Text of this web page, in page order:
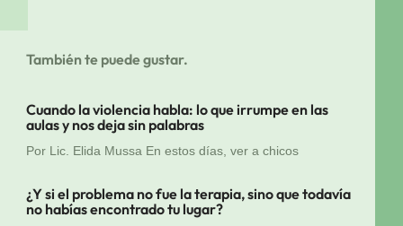
También te puede gustar.
Cuando la violencia habla: lo que irrumpe en las
aulas y nos deja sin palabras
Por Lic. Elida Mussa En estos días, ver a chicos
¿Y si el problema no fue la terapia, sino que todavía
no habías encontrado tu lugar?